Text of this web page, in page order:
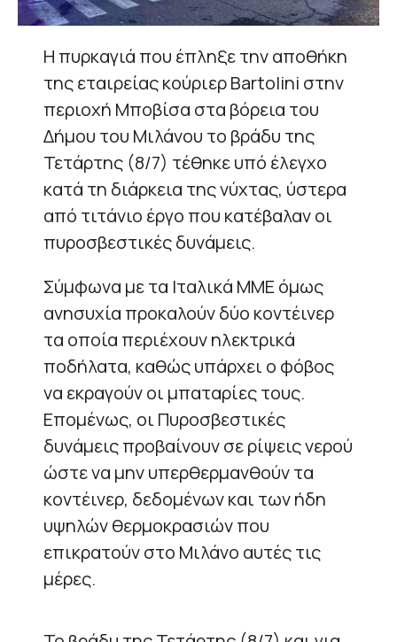
Η πυρκαγιά που έπληξε την αποθήκη
της εταιρείας κούριερ Bartolini στην
περιοχή Μποβίσα στα βόρεια του
Δήμου του Μιλάνου το βράδυ της
Τετάρτης (8/7) τέθηκε υπό έλεγχο
κατά τη διάρκεια της νύχτας, ύστερα
από τιτάνιο έργο που κατέβαλαν οι
πυροσβεστικές δυνάμεις.
Σύμφωνα με τα Ιταλικά ΜΜΕ όμως
ανησυχία προκαλούν δύο κοντέινερ
τα οποία περιέχουν ηλεκτρικά
ποδήλατα, καθώς υπάρχει ο φόβος
να εκραγούν οι μπαταρίες τους.
Επομένως, οι Πυροσβεστικές
δυνάμεις προβαίνουν σε ρίψεις νερού
ώστε να μην υπερθερμανθούν τα
κοντέινερ, δεδομένων και των ήδη
υψηλών θερμοκρασιών που
επικρατούν στο Μιλάνο αυτές τις
μέρες.